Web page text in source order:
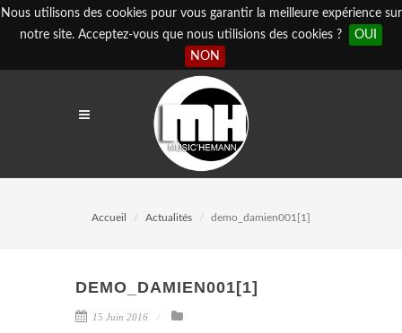
Nous utilisons des cookies pour vous garantir la meilleure expérience sur
notre site. Acceptez-vous que nous utilisions des cookies ?
OUI
NON
Accueil Actualités demo_damien001[1]
DEMO_DAMIEN001[1]
15 Juin 2016